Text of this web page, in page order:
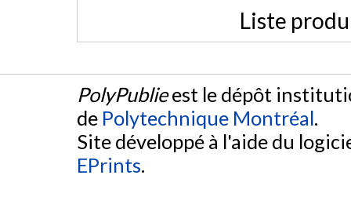
Liste
PolyPublieest le dépôt
de Polytechnique Montréal.
Site développé à l'aide du
EPrints.